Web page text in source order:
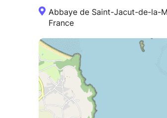
Abbaye de Saint-Jacut-de-la-
France